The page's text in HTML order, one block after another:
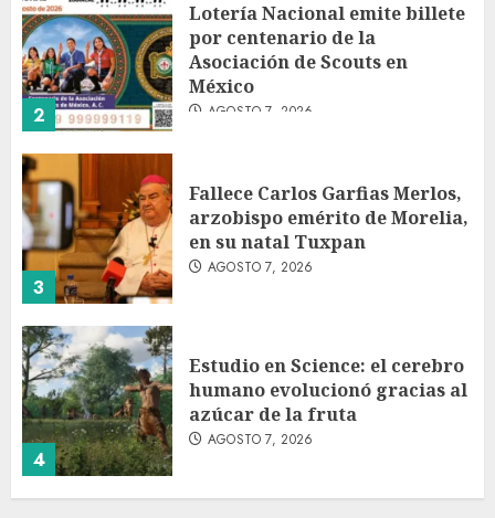
2
Lotería Nacional emite billete
por centenario de la
Asociación de Scouts en
México
AGOSTO 7, 2026
3
Fallece Carlos Garfias Merlos,
arzobispo emérito de Morelia,
en su natal Tuxpan
AGOSTO 7, 2026
4
Estudio en Science: el cerebro
humano evolucionó gracias al
azúcar de la fruta
AGOSTO 7, 2026